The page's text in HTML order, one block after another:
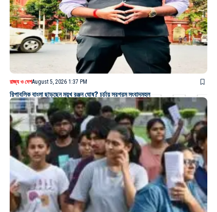
রাজ্য ও দেশAugust 5, 2026 1:37 PM
রিপাবলিক বাংলা ছাড়ছেন ময়ূখ রঞ্জন ঘোষ? চর্চায় সরগরম সংবাদমহল